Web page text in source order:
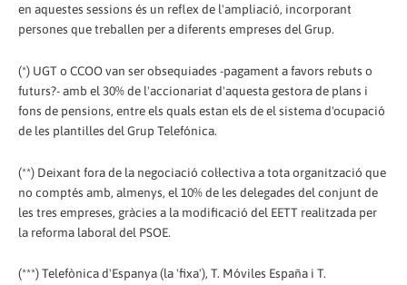
en aquestes sessions és un reflex de l'ampliació, incorporant
persones que treballen per a diferents empreses del Grup.
(*) UGT o CCOO van ser obsequiades -pagament a favors rebuts o
futurs?- amb el 30% de l'accionariat d'aquesta gestora de plans i
fons de pensions, entre els quals estan els de el sistema d'ocupació
de les plantilles del Grup Telefónica.
(**) Deixant fora de la negociació col·lectiva a tota organització que
no comptés amb, almenys, el 10% de les delegades del conjunt de
les tres empreses, gràcies a la modificació del EETT realitzada per
la reforma laboral del PSOE.
(***) Telefònica d'Espanya (la 'fixa'), T. Móviles España i T.